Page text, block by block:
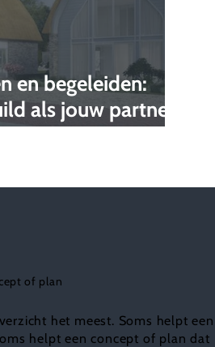
en begeleiden:
als jouw partner
of plan
het meest. Soms helpt een
helpt een concept of plan dat